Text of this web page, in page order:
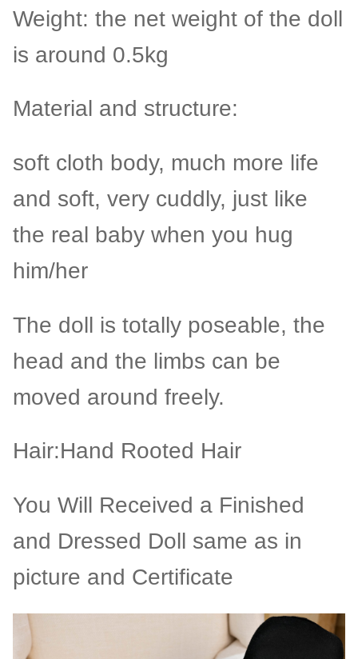
Weight: the net weight of the doll
is around 0.5kg
Material and structure:
soft cloth body, much more life
and soft, very cuddly, just like
the real baby when you hug
him/her
The doll is totally poseable, the
head and the limbs can be
moved around freely.
Hair:Hand Rooted Hair
You Will Received a Finished
and Dressed Doll same as in
picture and Certificate